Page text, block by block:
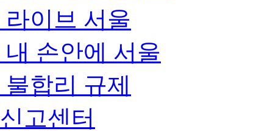
라이브 서울
내 손안에 서울
불합리 규제
신고센터